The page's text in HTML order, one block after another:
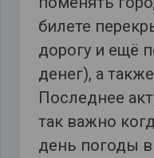
билете
дорогу и ещё
денег), а
Последнее
так важно
день погоды